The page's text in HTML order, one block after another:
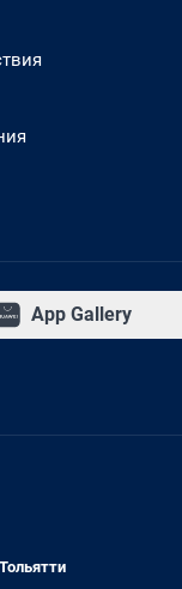
App Gallery
Тольятти